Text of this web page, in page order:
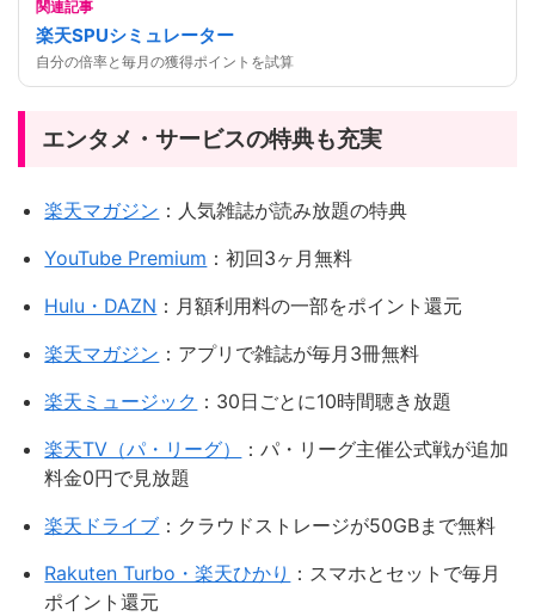
関連記事
楽天SPUシミュレーター
自分の倍率と毎月の獲得ポイントを試算
エンタメ・サービスの特典も充実
楽天マガジン ：人気雑誌が読み放題の特典
YouTube Premium ：初回3ヶ月無料
Hulu・DAZN ：月額利用料の一部をポイント還元
楽天マガジン ：アプリで雑誌が毎月3冊無料
楽天ミュージック ：30日ごとに10時間聴き放題
楽天TV（パ・リーグ）
：パ・リーグ主催公式戦が追加
料金0円で見放題
楽天ドライブ ：クラウドストレージが50GBまで無料
Rakuten Turbo・楽天ひかり ：スマホとセットで毎月
ポイント還元